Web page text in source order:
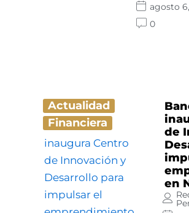
agosto
0
Actualidad
Financiera
de
en